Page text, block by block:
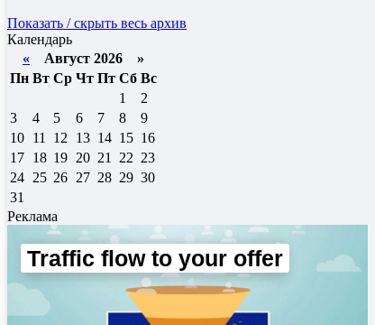
Показать / скрыть весь архив
Календарь
« Август 2026 »
Пн Вт Ср Чт Пт Сб Вс
1
2
3
4 5 6 7 8
9
10 11 12 13 14 15 16
17 18 19 20 21 22 23
24 25 26 27 28 29 30
31
Реклама
Traffic flow to your offer